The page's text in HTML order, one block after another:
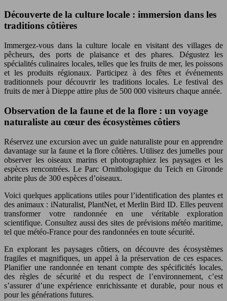
Découverte de la culture locale : immersion dans les
traditions côtières
Immergez-vous dans la culture locale en visitant des villages de
pêcheurs, des ports de plaisance et des phares. Dégustez les
spécialités culinaires locales, telles que les fruits de mer, les poissons
et les produits régionaux. Participez à des fêtes et événements
traditionnels pour découvrir les traditions locales. Le festival des
fruits de mer à Dieppe attire plus de 500 000 visiteurs chaque année.
Observation de la faune et de la flore : un voyage
naturaliste au cœur des écosystèmes côtiers
Réservez une excursion avec un guide naturaliste pour en apprendre
davantage sur la faune et la flore côtières. Utilisez des jumelles pour
observer les oiseaux marins et photographiez les paysages et les
espèces rencontrées. Le Parc Ornithologique du Teich en Gironde
abrite plus de 300 espèces d’oiseaux.
Voici quelques applications utiles pour l’identification des plantes et
des animaux : iNaturalist, PlantNet, et Merlin Bird ID. Elles peuvent
transformer votre randonnée en une véritable exploration
scientifique. Consultez aussi des sites de prévisions météo maritime,
tel que météo-France pour des randonnées en toute sécurité.
En explorant les paysages côtiers, on découvre des écosystèmes
fragiles et magnifiques, un appel à la préservation de ces espaces.
Planifier une randonnée en tenant compte des spécificités locales,
des règles de sécurité et du respect de l’environnement, c’est
s’assurer d’une expérience enrichissante et durable, pour nous et
pour les générations futures.